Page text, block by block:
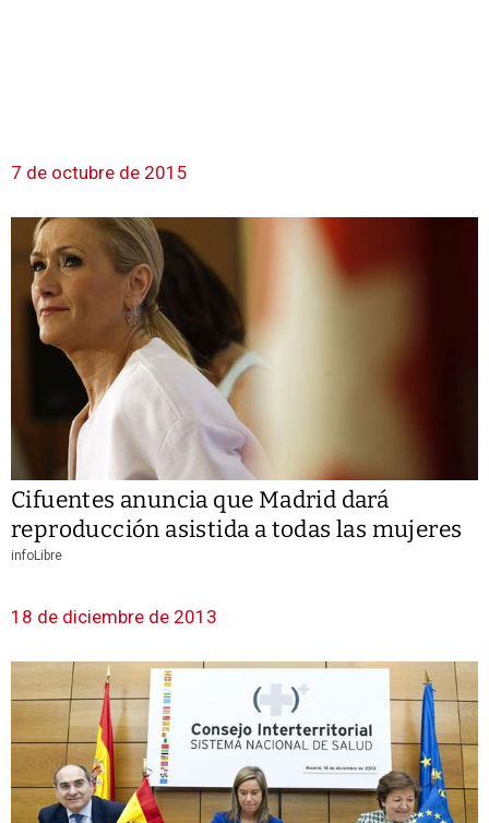
7 de octubre de 2015
Cifuentes anuncia que Madrid dará
reproducción asistida a todas las mujeres
infoLibre
18 de diciembre de 2013